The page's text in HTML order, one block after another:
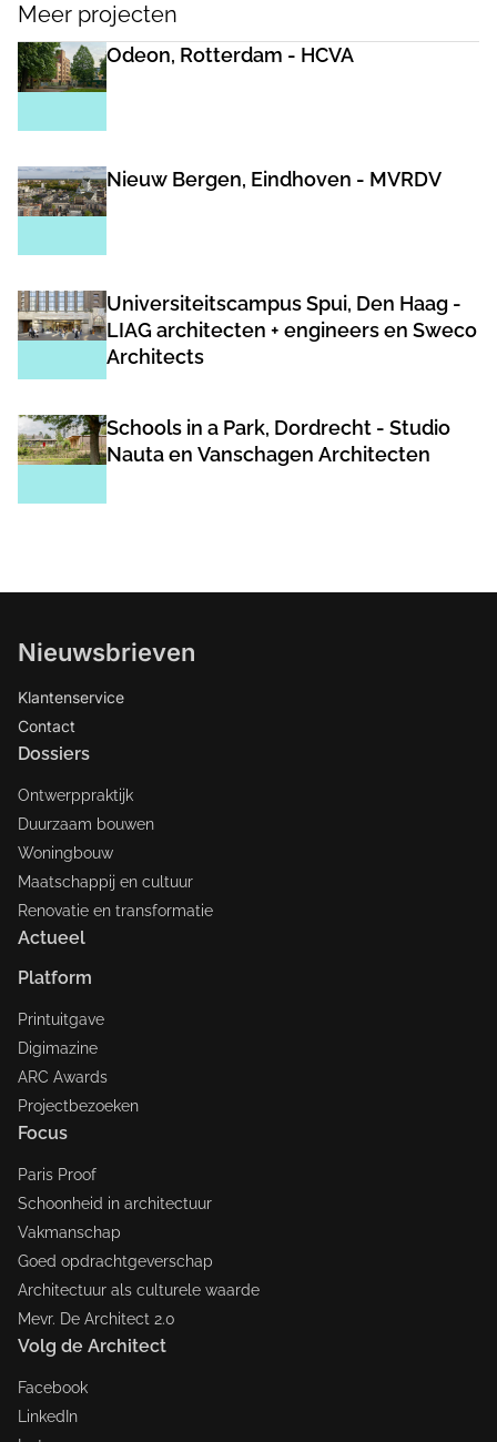
Meer projecten
Odeon, Rotterdam - HCVA
Nieuw Bergen, Eindhoven - MVRDV
Universiteitscampus Spui, Den Haag -
LIAG architecten + engineers en Sweco
Architects
Schools in a Park, Dordrecht - Studio
Nauta en Vanschagen Architecten
Nieuwsbrieven
Klantenservice
Contact
Dossiers
Ontwerppraktijk
Duurzaam bouwen
Woningbouw
Maatschappij en cultuur
Renovatie en transformatie
Actueel
Platform
Printuitgave
Digimazine
ARC Awards
Projectbezoeken
Focus
Paris Proof
Schoonheid in architectuur
Vakmanschap
Goed opdrachtgeverschap
Architectuur als culturele waarde
Mevr. De Architect 2.0
Volg de Architect
Facebook
LinkedIn